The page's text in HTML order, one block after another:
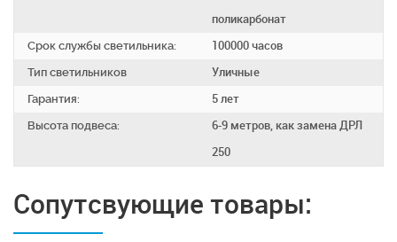
поликарбонат
Срок службы светильника:
100000 часов
Тип светильников
Уличные
Гарантия:
5 лет
Высота подвеса:
6-9 метров, как замена ДРЛ
250
Сопутсвующие товары: